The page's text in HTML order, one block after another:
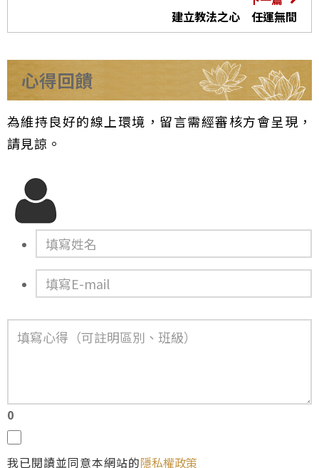
建立教法之心 任運無間
心得回饋
為維持良好的線上環境，留言需經審核方會呈現，
請見諒。
0
我已閱讀並同意本網站的隱私權政策